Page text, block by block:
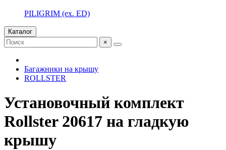
PILIGRIM (ex. ED)
Каталог
×
Багажники на крышу
ROLLSTER
Установочный комплект
Rollster 20617 на гладкую
крышу